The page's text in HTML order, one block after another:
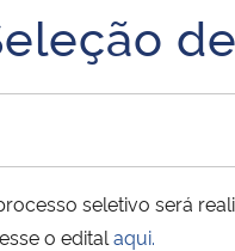
de Governo
do conteúdo
seletivo será
o edital aqui.